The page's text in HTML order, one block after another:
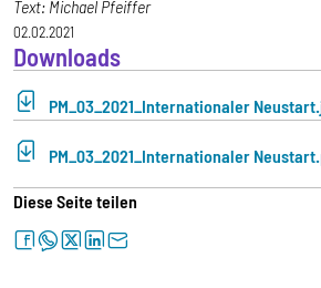
Text: Michael Pfeiffer
02.02.2021
Downloads
PM_03_2021_Internationaler
PM_03_2021_Internationaler
Diese Seite teilen
facebookwhatsapptwitterlinkedinletter